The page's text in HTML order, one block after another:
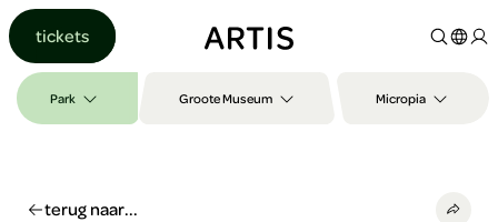
Ga naar
Ga
naar
zoeken
Park Groote Museum Micropia
tickets
terug naar...